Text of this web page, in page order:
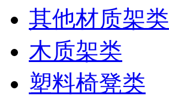
其他材质架类
木质架类
塑料椅凳类